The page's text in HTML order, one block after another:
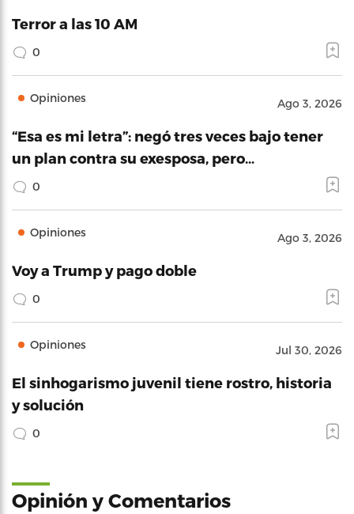
Terror a las 10 AM
0
Opiniones Ago 3, 2026
“Esa es mi letra”: negó tres veces bajo tener
un plan contra su exesposa, pero…
0
Opiniones Ago 3, 2026
Voy a Trump y pago doble
0
Opiniones Jul 30, 2026
El sinhogarismo juvenil tiene rostro, historia
y solución
0
Opinión y Comentarios